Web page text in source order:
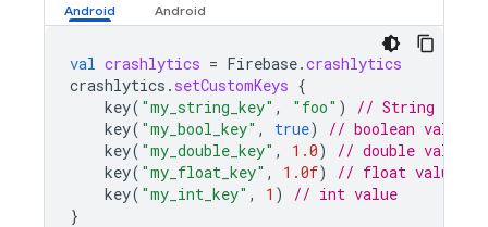
val crashlytics = Firebase.crashlytics
crashlytics . setCustomKeys {
key( "my_string_key" , "foo" )
// String value
key( "my_bool_key" , true)
// boolean value
key( "my_double_key" , 1.0)
// double value
key( "my_float_key" , 1.0f)
// float value
key( "my_int_key" , 1 )
// int value
}